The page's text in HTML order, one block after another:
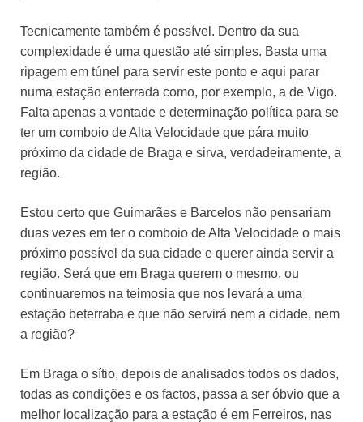
Tecnicamente também é possível. Dentro da sua
complexidade é uma questão até simples. Basta uma
ripagem em túnel para servir este ponto e aqui parar
numa estação enterrada como, por exemplo, a de Vigo.
Falta apenas a vontade e determinação política para se
ter um comboio de Alta Velocidade que pára muito
próximo da cidade de Braga e sirva, verdadeiramente, a
região.
Estou certo que Guimarães e Barcelos não pensariam
duas vezes em ter o comboio de Alta Velocidade o mais
próximo possível da sua cidade e querer ainda servir a
região. Será que em Braga querem o mesmo, ou
continuaremos na teimosia que nos levará a uma
estação beterraba e que não servirá nem a cidade, nem
a região?
Em Braga o sítio, depois de analisados todos os dados,
todas as condições e os factos, passa a ser óbvio que a
melhor localização para a estação é em Ferreiros, nas